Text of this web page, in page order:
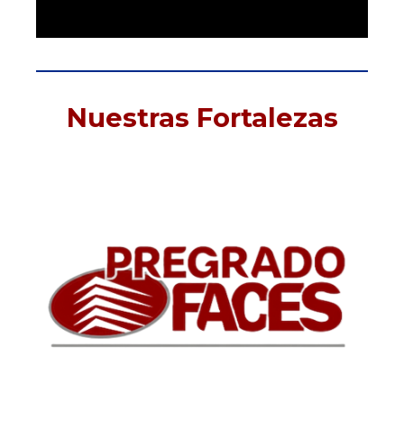
Nuestras Fortalezas